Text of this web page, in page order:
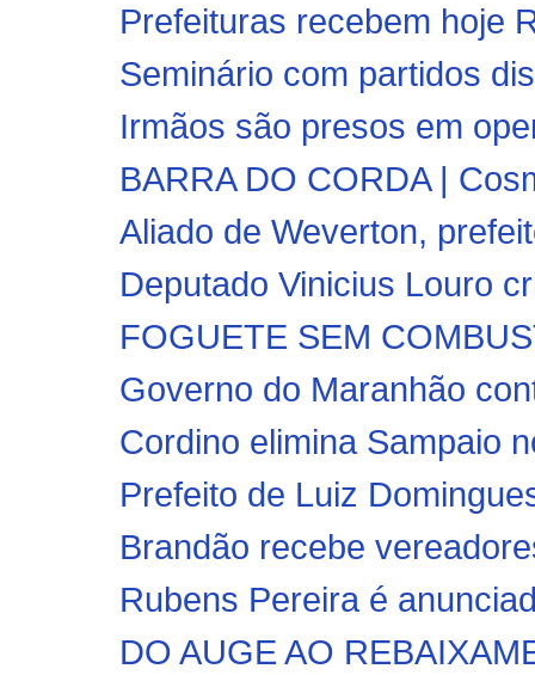
Prefeituras recebem hoje
Seminário com partidos
Irmãos são presos em
BARRA DO CORDA |
Aliado de Weverton,
Deputado Vinicius Louro
FOGUETE SEM
Governo do Maranhão
Cordino elimina Sampaio
Prefeito de Luiz
Brandão recebe
Rubens Pereira é
DO AUGE AO